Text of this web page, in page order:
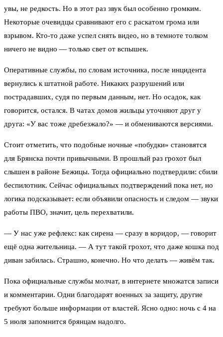
увы, не редкость. Но в этот раз звук был особенно громким.
Некоторые очевидцы сравнивают его с раскатом грома или
взрывом. Кто-то даже успел снять видео, но в темноте толком
ничего не видно — только свет от вспышек.
Оперативные службы, по словам источника, после инцидента
вернулись к штатной работе. Никаких разрушений или
пострадавших, судя по первым данным, нет. Но осадок, как
говорится, остался. В чатах домов жильцы уточняют друг у
друга: «У вас тоже дребезжало?» — и обмениваются версиями.
Стоит отметить, что подобные ночные «побудки» становятся
для Брянска почти привычными. В прошлый раз грохот был
слышен в районе Бежицы. Тогда официально подтвердили: сбили
беспилотник. Сейчас официальных подтверждений пока нет, но
логика подсказывает: если объявили опасность и следом — звуки
работы ПВО, значит, цель перехватили.
— У нас уже рефлекс: как сирена — сразу в коридор, — говорит
ещё одна жительница. — А тут такой грохот, что даже кошка под
диван забилась. Страшно, конечно. Но что делать — живём так.
Пока официальные службы молчат, в интернете множатся записи
и комментарии. Одни благодарят военных за защиту, другие
требуют больше информации от властей. Ясно одно: ночь с 4 на
5 июля запомнится брянцам надолго.